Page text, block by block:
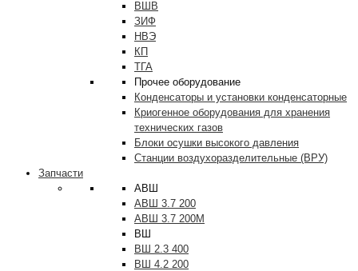
ВШВ
ЗИФ
НВЭ
КП
ТГА
Прочее оборудование
Конденсаторы и установки конденсаторные
Криогенное оборудования для хранения
технических газов
Блоки осушки высокого давления
Станции воздухоразделительные (ВРУ)
Запчасти
АВШ
АВШ 3.7 200
АВШ 3.7 200М
ВШ
ВШ 2.3 400
ВШ 4.2 200